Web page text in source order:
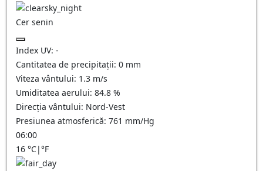
Cer senin
Index UV: -
Cantitatea de precipitații: 0 mm
Viteza vântului: 1.3 m/s
Umiditatea aerului: 84.8 %
Direcția vântului: Nord-Vest
Presiunea atmosferică: 761 mm/Hg
06:00
16 °C|°F